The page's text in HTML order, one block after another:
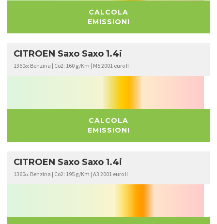
CALCOLA
EMISSIONI
CITROEN Saxo Saxo 1.4i
1360cc Benzina | Co2: 160 g/Km | M5 2001 euro II
CALCOLA
EMISSIONI
CITROEN Saxo Saxo 1.4i
1360cc Benzina | Co2: 195 g/Km | A3 2001 euro II